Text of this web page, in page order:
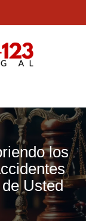
los
Usted